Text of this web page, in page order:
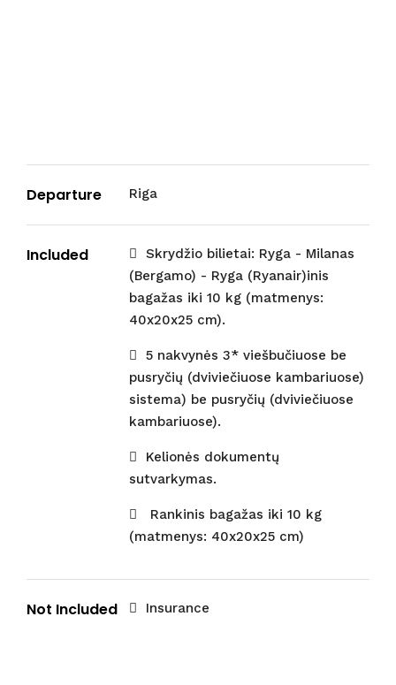
Departure Riga
Included
Skrydžio bilietai: Ryga - Milanas
(Bergamo) - Ryga (Ryanair)inis
bagažas iki 10 kg (matmenys:
40x20x25 cm).
5 nakvynės 3* viešbučiuose be
pusryčių (dviviečiuose kambariuose)
sistema) be pusryčių (dviviečiuose
kambariuose).
Kelionės dokumentų
sutvarkymas.
Rankinis bagažas iki 10 kg
(matmenys: 40x20x25 cm)
Not Included Insurance